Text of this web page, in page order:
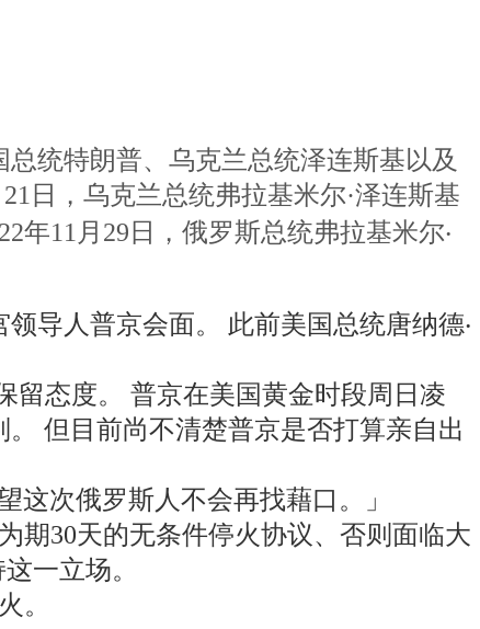
总统特朗普、乌克兰总统泽连斯基以及
日，乌克兰总统弗拉基米尔·泽连斯基
年11月29日，俄罗斯总统弗拉基米尔‧
导人普京会面。 此前美国总统唐纳德‧
留态度。 普京在美国黄金时段周日凌
但目前尚不清楚普京是否打算亲自出
这次俄罗斯人不会再找藉口。」
期30天的无条件停火协议、否则面临大
一立场。
。